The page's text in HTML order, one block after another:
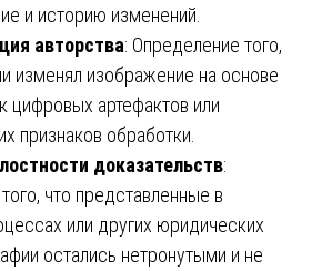
и историю изменений.
авторства: Определение того,
изменял изображение на основе
цифровых артефактов или
признаков обработки.
доказательств:
что представленные в
или других юридических
остались нетронутыми и не